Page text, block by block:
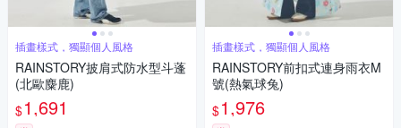
插畫樣式，獨顯個人風格
RAINSTORY披肩式防水型斗蓬
(北歐麋鹿)
$1,691
插畫樣式，獨顯個人風格
RAINSTORY前扣式連身雨衣M
號(熱氣球兔)
$1,976